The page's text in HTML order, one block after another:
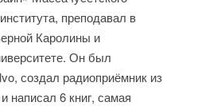
преподавал в
Каролины и
Он был
создал радиоприёмник из
написал 6 книг, самая